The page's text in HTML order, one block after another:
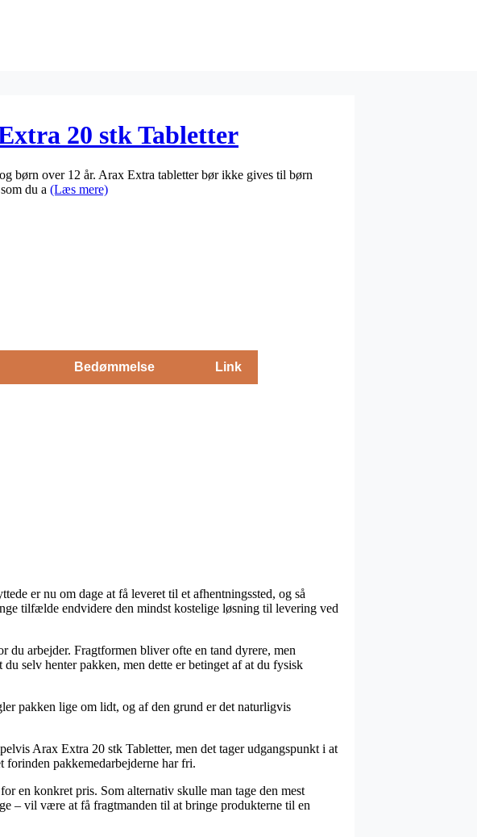
20 stk Tabletter
børn over 12 år. Arax Extra tabletter bør ikke gives til børn
du a (Læs mere)
Bedømmelse Link
er nu om dage at få leveret til et afhentningssted, og så
tilfælde endvidere den mindst kostelige løsning til levering ved
arbejder. Fragtformen bliver ofte en tand dyrere, men
selv henter pakken, men dette er betinget af at du fysisk
pakken lige om lidt, og af den grund er det naturligvis
Arax Extra 20 stk Tabletter, men det tager udgangspunkt i at
forinden pakkemedarbejderne har fri.
en konkret pris. Som alternativ skulle man tage den mest
– vil være at få fragtmanden til at bringe produkterne til en